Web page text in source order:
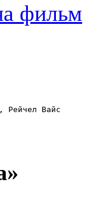
фильм
Рейчел Вайс